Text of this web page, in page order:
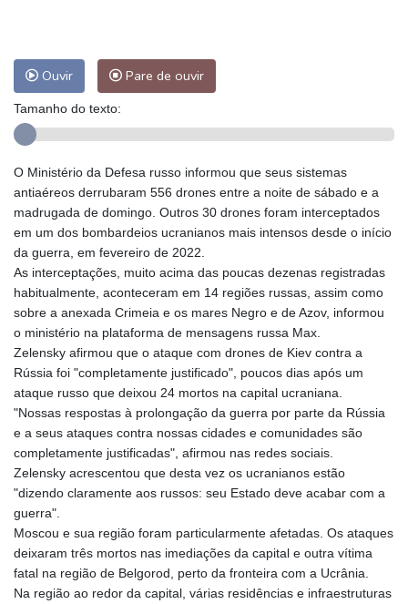
Ouvir Pare de ouvir
Tamanho do texto:
O Ministério da Defesa russo informou que seus sistemas
antiaéreos derrubaram 556 drones entre a noite de sábado e a
madrugada de domingo. Outros 30 drones foram interceptados
em um dos bombardeios ucranianos mais intensos desde o início
da guerra, em fevereiro de 2022.
As interceptações, muito acima das poucas dezenas registradas
habitualmente, aconteceram em 14 regiões russas, assim como
sobre a anexada Crimeia e os mares Negro e de Azov, informou
o ministério na plataforma de mensagens russa Max.
Zelensky afirmou que o ataque com drones de Kiev contra a
Rússia foi "completamente justificado", poucos dias após um
ataque russo que deixou 24 mortos na capital ucraniana.
"Nossas respostas à prolongação da guerra por parte da Rússia
e a seus ataques contra nossas cidades e comunidades são
completamente justificadas", afirmou nas redes sociais.
Zelensky acrescentou que desta vez os ucranianos estão
"dizendo claramente aos russos: seu Estado deve acabar com a
guerra".
Moscou e sua região foram particularmente afetadas. Os ataques
deixaram três mortos nas imediações da capital e outra vítima
fatal na região de Belgorod, perto da fronteira com a Ucrânia.
Na região ao redor da capital, várias residências e infraestruturas